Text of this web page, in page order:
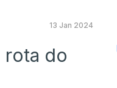
13 Jan 2024
rota do